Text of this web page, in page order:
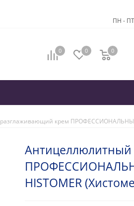
ПН -
0 0 0
крем ПРОФЕССИОНАЛЬНЫЙ
HISTOMER